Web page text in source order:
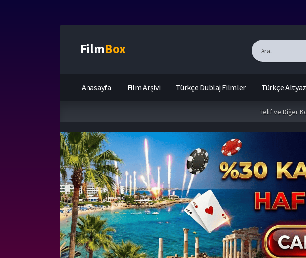
FilmBox
Anasayfa Film Arşivi Türkçe Dublaj Filmler Türkçe
Telif ve Diğer